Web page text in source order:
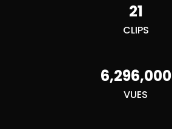
21
CLIPS
6,296,000
VUES